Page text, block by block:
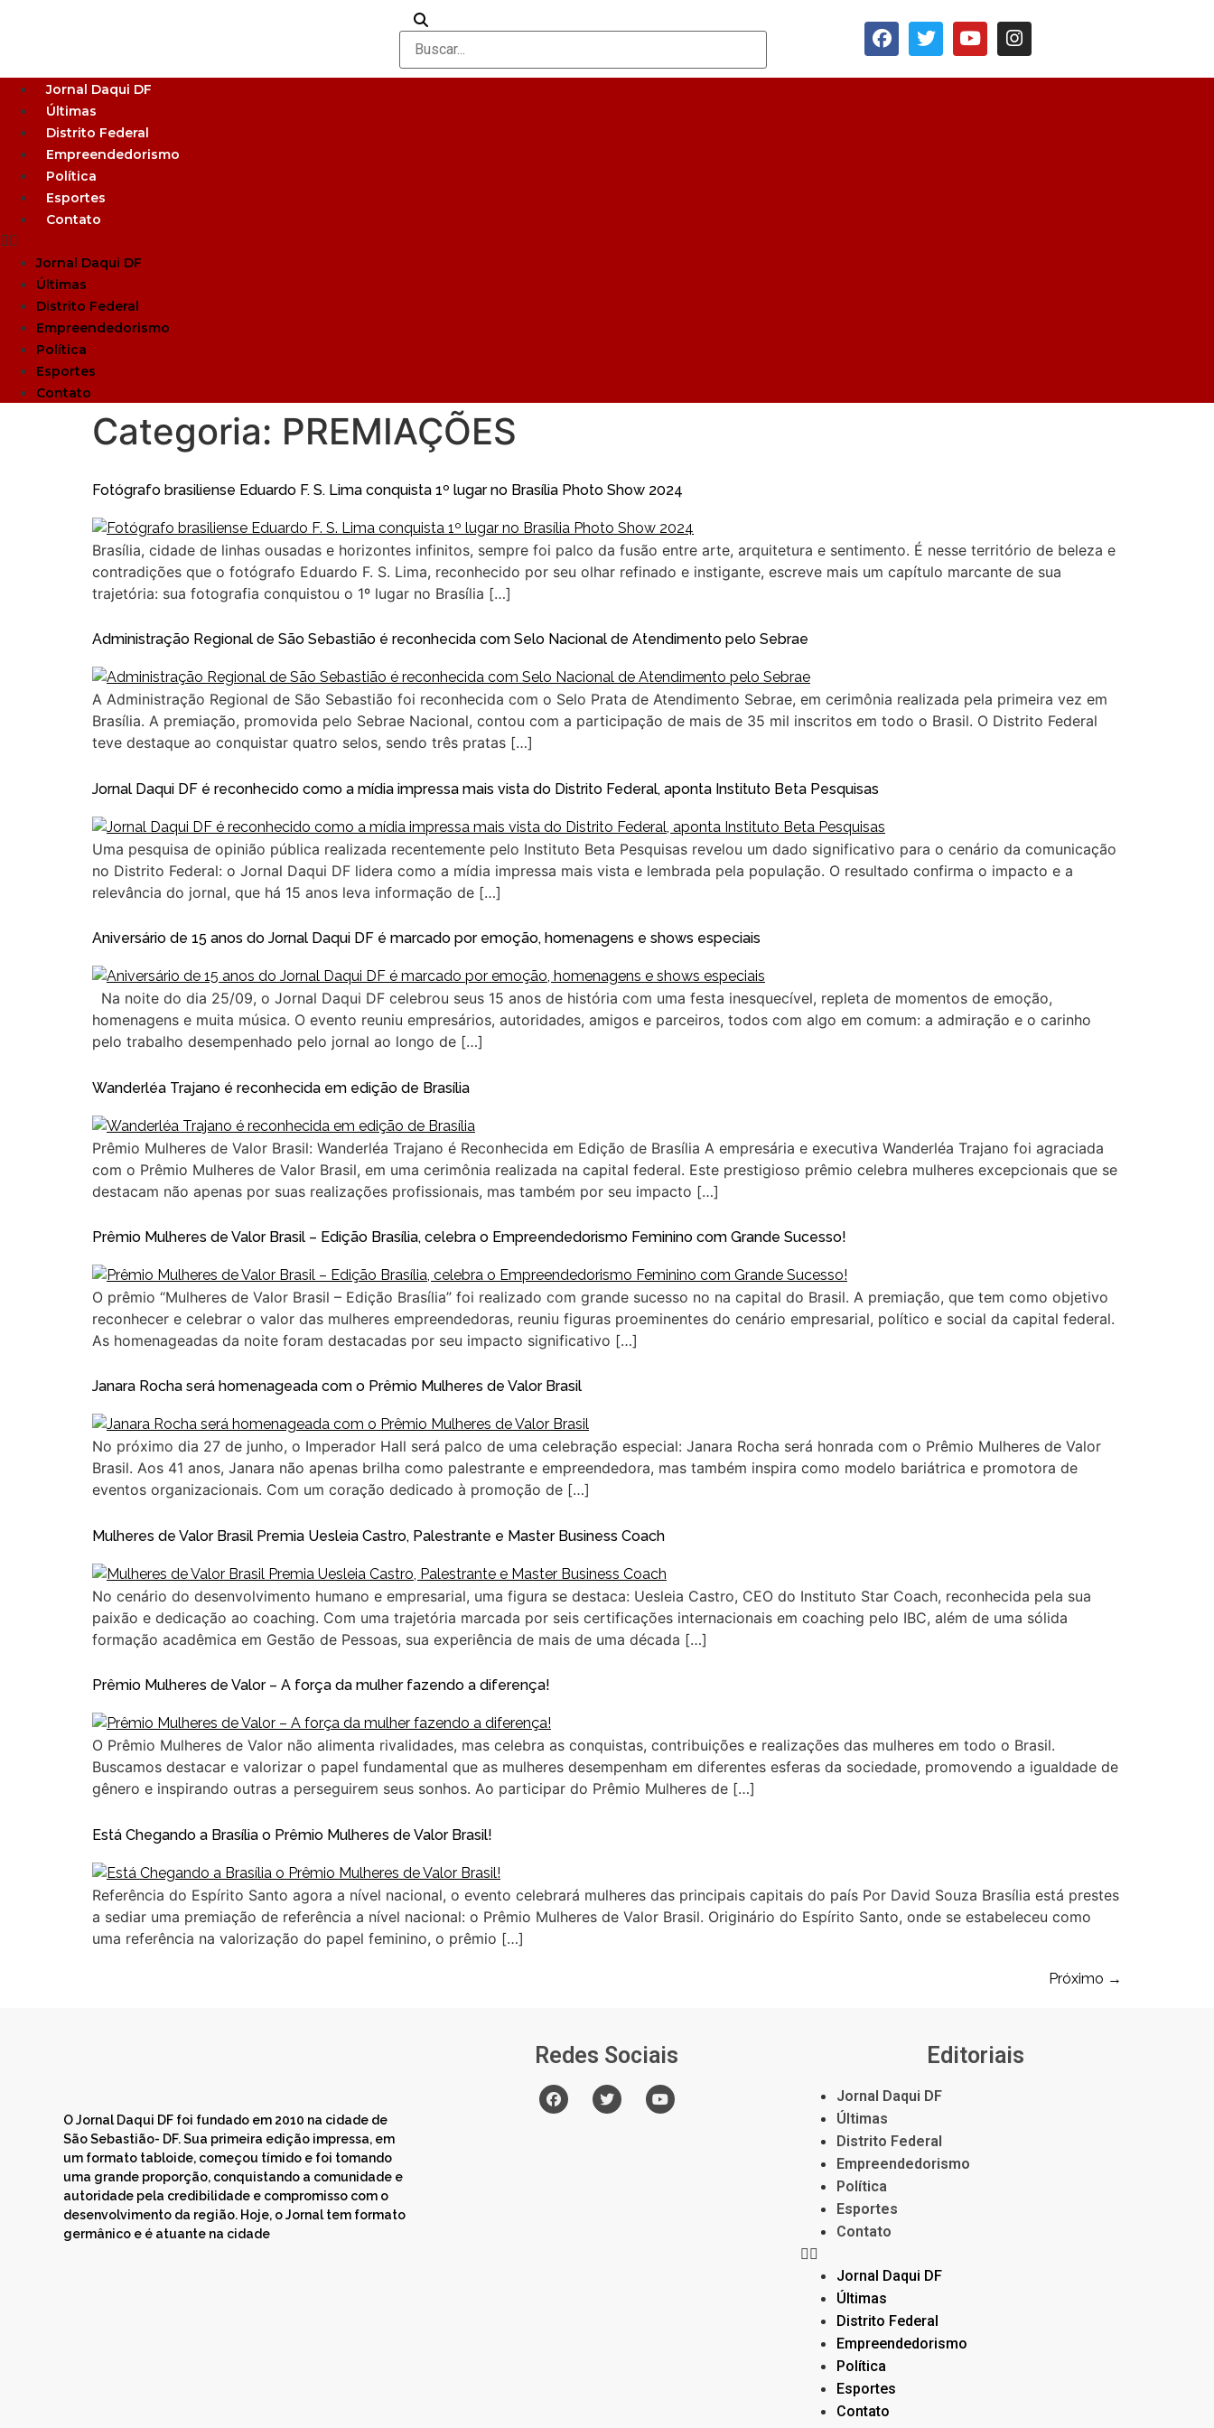
Jornal Daqui DF
Últimas
Distrito Federal
Empreendedorismo
Política
Esportes
Contato
Jornal Daqui DF
Últimas
Distrito Federal
Empreendedorismo
Política
Esportes
Contato
Categoria: PREMIAÇÕES
Fotógrafo brasiliense Eduardo F. S. Lima conquista 1º lugar no Brasília Photo Show 2024
Brasília, cidade de linhas ousadas e horizontes infinitos, sempre foi palco da fusão entre arte, arquitetura e sentimento. É nesse território de beleza e
contradições que o fotógrafo Eduardo F. S. Lima, reconhecido por seu olhar refinado e instigante, escreve mais um capítulo marcante de sua
trajetória: sua fotografia conquistou o 1º lugar no Brasília […]
Administração Regional de São Sebastião é reconhecida com Selo Nacional de Atendimento pelo Sebrae
A Administração Regional de São Sebastião foi reconhecida com o Selo Prata de Atendimento Sebrae, em cerimônia realizada pela primeira vez em
Brasília. A premiação, promovida pelo Sebrae Nacional, contou com a participação de mais de 35 mil inscritos em todo o Brasil. O Distrito Federal
teve destaque ao conquistar quatro selos, sendo três pratas […]
Jornal Daqui DF é reconhecido como a mídia impressa mais vista do Distrito Federal, aponta Instituto Beta Pesquisas
Uma pesquisa de opinião pública realizada recentemente pelo Instituto Beta Pesquisas revelou um dado significativo para o cenário da comunicação
no Distrito Federal: o Jornal Daqui DF lidera como a mídia impressa mais vista e lembrada pela população. O resultado confirma o impacto e a
relevância do jornal, que há 15 anos leva informação de […]
Aniversário de 15 anos do Jornal Daqui DF é marcado por emoção, homenagens e shows especiais
Na noite do dia 25/09, o Jornal Daqui DF celebrou seus 15 anos de história com uma festa inesquecível, repleta de momentos de emoção,
homenagens e muita música. O evento reuniu empresários, autoridades, amigos e parceiros, todos com algo em comum: a admiração e o carinho
pelo trabalho desempenhado pelo jornal ao longo de […]
Wanderléa Trajano é reconhecida em edição de Brasília
Prêmio Mulheres de Valor Brasil: Wanderléa Trajano é Reconhecida em Edição de Brasília A empresária e executiva Wanderléa Trajano foi agraciada
com o Prêmio Mulheres de Valor Brasil, em uma cerimônia realizada na capital federal. Este prestigioso prêmio celebra mulheres excepcionais que se
destacam não apenas por suas realizações profissionais, mas também por seu impacto […]
Prêmio Mulheres de Valor Brasil – Edição Brasília, celebra o Empreendedorismo Feminino com Grande Sucesso!
O prêmio “Mulheres de Valor Brasil – Edição Brasília” foi realizado com grande sucesso no na capital do Brasil. A premiação, que tem como objetivo
reconhecer e celebrar o valor das mulheres empreendedoras, reuniu figuras proeminentes do cenário empresarial, político e social da capital federal.
As homenageadas da noite foram destacadas por seu impacto significativo […]
Janara Rocha será homenageada com o Prêmio Mulheres de Valor Brasil
No próximo dia 27 de junho, o Imperador Hall será palco de uma celebração especial: Janara Rocha será honrada com o Prêmio Mulheres de Valor
Brasil. Aos 41 anos, Janara não apenas brilha como palestrante e empreendedora, mas também inspira como modelo bariátrica e promotora de
eventos organizacionais. Com um coração dedicado à promoção de […]
Mulheres de Valor Brasil Premia Uesleia Castro, Palestrante e Master Business Coach
No cenário do desenvolvimento humano e empresarial, uma figura se destaca: Uesleia Castro, CEO do Instituto Star Coach, reconhecida pela sua
paixão e dedicação ao coaching. Com uma trajetória marcada por seis certificações internacionais em coaching pelo IBC, além de uma sólida
formação acadêmica em Gestão de Pessoas, sua experiência de mais de uma década […]
Prêmio Mulheres de Valor – A força da mulher fazendo a diferença!
O Prêmio Mulheres de Valor não alimenta rivalidades, mas celebra as conquistas, contribuições e realizações das mulheres em todo o Brasil.
Buscamos destacar e valorizar o papel fundamental que as mulheres desempenham em diferentes esferas da sociedade, promovendo a igualdade de
gênero e inspirando outras a perseguirem seus sonhos. Ao participar do Prêmio Mulheres de […]
Está Chegando a Brasília o Prêmio Mulheres de Valor Brasil!
Referência do Espírito Santo agora a nível nacional, o evento celebrará mulheres das principais capitais do país Por David Souza Brasília está prestes
a sediar uma premiação de referência a nível nacional: o Prêmio Mulheres de Valor Brasil. Originário do Espírito Santo, onde se estabeleceu como
uma referência na valorização do papel feminino, o prêmio […]
Próximo →
O Jornal Daqui DF foi fundado em 2010 na cidade de
São Sebastião- DF. Sua primeira edição impressa, em
um formato tabloide, começou tímido e foi tomando
uma grande proporção, conquistando a comunidade e
autoridade pela credibilidade e compromisso com o
desenvolvimento da região. Hoje, o Jornal tem formato
germânico e é atuante na cidade
Redes Sociais Editoriais
Jornal Daqui DF
Últimas
Distrito Federal
Empreendedorismo
Política
Esportes
Contato
Jornal Daqui DF
Últimas
Distrito Federal
Empreendedorismo
Política
Esportes
Contato